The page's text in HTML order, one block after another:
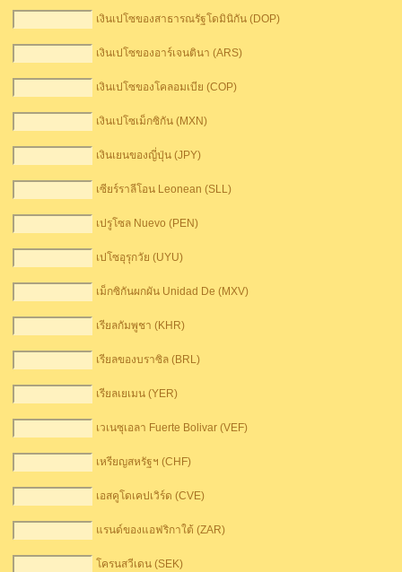
เงินเปโซของสาธารณรัฐโดมินิกัน (DOP)
เงินเปโซของอาร์เจนตินา (ARS)
เงินเปโซของโคลอมเบีย (COP)
เงินเปโซเม็กซิกัน (MXN)
เงินเยนของญี่ปุ่น (JPY)
เซียร์ราลีโอน Leonean (SLL)
เปรูโซล Nuevo (PEN)
เปโซอุรุกวัย (UYU)
เม็กซิกันผกผัน Unidad De (MXV)
เรียลกัมพูชา (KHR)
เรียลของบราซิล (BRL)
เรียลเยเมน (YER)
เวเนซุเอลา Fuerte Bolivar (VEF)
เหรียญสหรัฐฯ (CHF)
เอสคูโดเคปเวิร์ด (CVE)
แรนด์ของแอฟริกาใต้ (ZAR)
โครนสวีเดน (SEK)